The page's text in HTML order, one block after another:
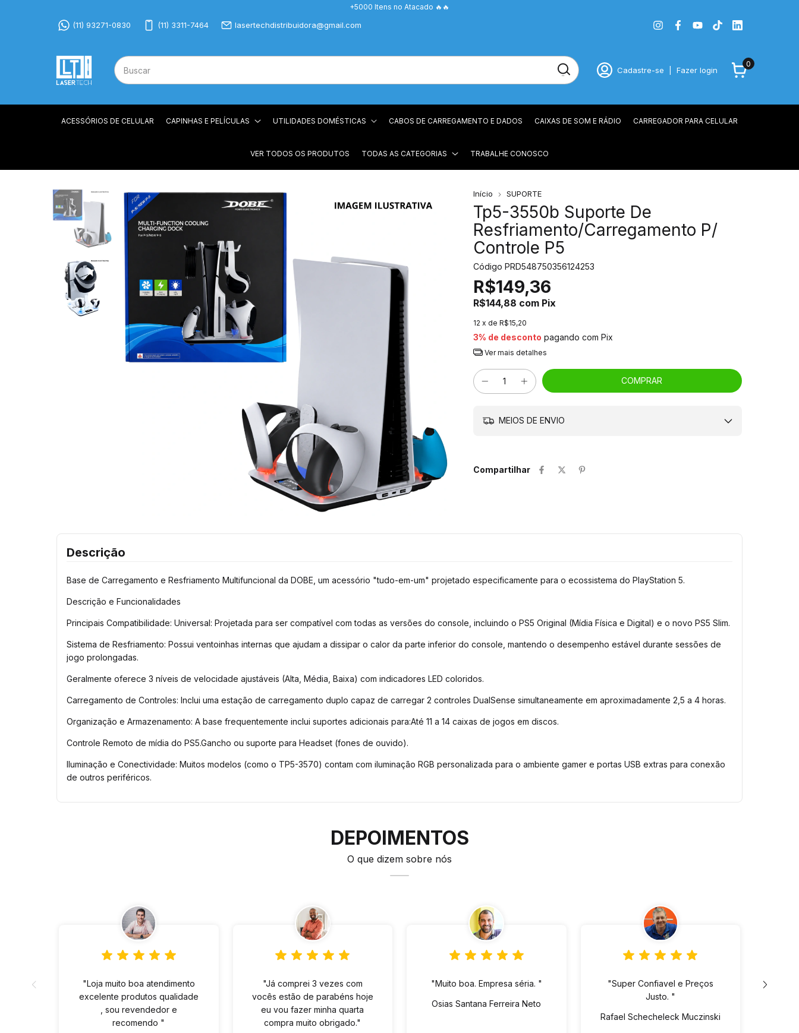
+5000 Itens no Atacado 🔥🔥
(11) 93271-0830 (11) 3311-7464 lasertechdistribuidora@gmail.com
Cadastre-se Fazer login
0
ACESSÓRIOS DE CELULAR CAPINHAS E PELÍCULAS UTILIDADES DOMÉSTICAS CABOS DE CARREGAMENTO E DADOS CAIXAS DE SOM E RÁDIO CARREGADOR PARA CELULAR
VER TODOS OS PRODUTOS TODAS AS CATEGORIAS TRABALHE CONOSCO
Início SUPORTE
Tp5-3550b Suporte De
Resfriamento/Carregamento P/
Controle P5
Código PRD548750356124253
R$149,36
R$144,88 com Pix
12 x de R$15,20
3% de desconto pagando com Pix
Ver mais detalhes
MEIOS DE ENVIO
Compartilhar
Descrição
Base de Carregamento e Resfriamento Multifuncional da DOBE, um acessório "tudo-em-um" projetado especificamente para o ecossistema do PlayStation 5.
Descrição e Funcionalidades
Principais Compatibilidade: Universal: Projetada para ser compatível com todas as versões do console, incluindo o PS5 Original (Mídia Física e Digital) e o novo PS5 Slim.
Sistema de Resfriamento: Possui ventoinhas internas que ajudam a dissipar o calor da parte inferior do console, mantendo o desempenho estável durante sessões de
jogo prolongadas.
Geralmente oferece 3 níveis de velocidade ajustáveis (Alta, Média, Baixa) com indicadores LED coloridos.
Carregamento de Controles: Inclui uma estação de carregamento duplo capaz de carregar 2 controles DualSense simultaneamente em aproximadamente 2,5 a 4 horas.
Organização e Armazenamento: A base frequentemente inclui suportes adicionais para:Até 11 a 14 caixas de jogos em discos.
Controle Remoto de mídia do PS5.Gancho ou suporte para Headset (fones de ouvido).
Iluminação e Conectividade: Muitos modelos (como o TP5-3570) contam com iluminação RGB personalizada para o ambiente gamer e portas USB extras para conexão
de outros periféricos.
DEPOIMENTOS
O que dizem sobre nós
"Loja muito boa atendimento
excelente produtos qualidade
, sou revendedor e
recomendo "
"Já comprei 3 vezes com
vocês estão de parabéns hoje
eu vou fazer minha quarta
compra muito obrigado."
"Muito boa. Empresa séria. "
Osias Santana Ferreira Neto
"Super Confiavel e Preços
Justo. "
Rafael Schecheleck Muczinski